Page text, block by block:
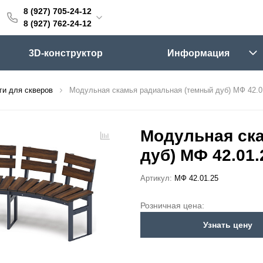
8 (927) 705-24-12
8 (927) 762-24-12
24-12
24-12
прайс-листа
3D-конструктор Информация
для скверов Модульная скамья радиальная (темный дуб) МФ
Модульная
дуб) МФ
Артикул: МФ 42.01.25
Розничная цена:
Узнать цену